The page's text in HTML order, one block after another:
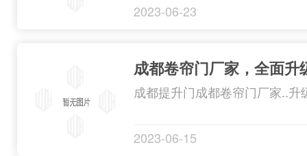
2023-06-23
成都提升门成都卷帘门厂家..
2023-06-15